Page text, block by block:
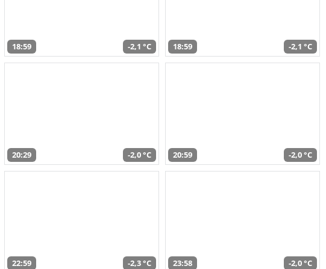
18:59 -2,1 °C 18:59 -2,1 °C
20:29 -2,0 °C 20:59 -2,0 °C
22:59 -2,3 °C 23:58 -2,0 °C